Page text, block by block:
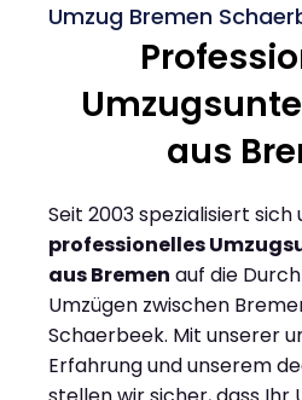
Umzug Bremen
aus
Seit 2003 spezialisiert sich
professionelles
aus Bremen auf die
Umzügen zwischen
Schaerbeek. Mit unserer
Erfahrung und unserem